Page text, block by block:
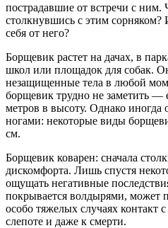
пострадавшие от встречи с ним.
столкнувшись с этим сорняком?
себя от него?
Борщевик растет на дачах, в
школ или площадок для собак.
незащищенные тела в любой
борщевик трудно не заметить —
метров в высоту. Однако иногда
ногами: некоторые виды
см.
Борщевик коварен: сначала
дискомфорта. Лишь спустя
ощущать негативные
покрывается волдырями, может
особо тяжелых случаях контакт
слепоте и даже к смерти.